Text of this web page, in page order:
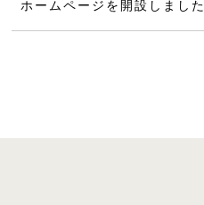
ホームページを開設しました